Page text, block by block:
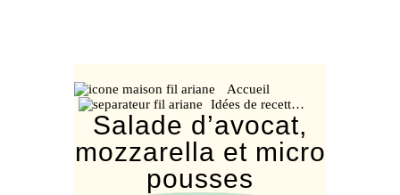
Accueil
Idées de recett…
Salade d’avocat,
mozzarella et micro
pousses